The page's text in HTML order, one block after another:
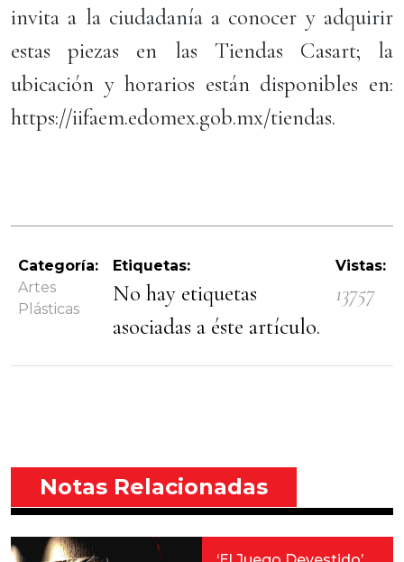
invita a la ciudadanía a conocer y adquirir
estas piezas en las Tiendas Casart; la
ubicación y horarios están disponibles en:
https://iifaem.edomex.gob.mx/tiendas.
Categoría:
Artes
Plásticas
Etiquetas:
No hay etiquetas
asociadas a éste artículo.
Vistas:
13757
Notas Relacionadas